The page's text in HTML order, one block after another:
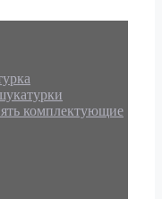
комплектующие